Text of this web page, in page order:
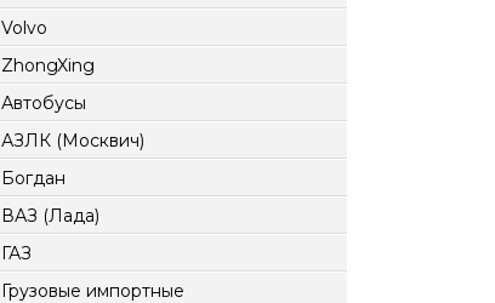
Volvo
ZhongXing
Автобусы
АЗЛК (Москвич)
Богдан
ВАЗ (Лада)
ГАЗ
Грузовые импортные